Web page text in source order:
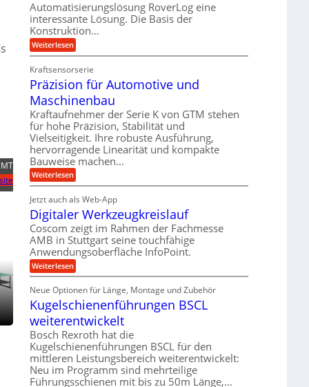
i
c
h
g
e
w
i
n
d
e
i
e
b
e
f
ü
r
r
a
u
e
U
m
g
e
b
n
g
e
n
a
t
z
u
n
d
A
u
f
t
r
a
g
s
i
n
g
a
n
g
e
i
t
s
l
o
s
e
w
e
n
i
g
e
r
S
t
e
l
l
n
Automatisierungslösung RoverLog eine
interessante Lösung. Die Basis der
Konstruktion…
Weiterlesen:
Z
h
n
s
t
a
n
g
e
n
g
e
t
r
i
b
e
f
ü
r
p
r
z
i
e
H
u
b
b
e
w
Kraftsensorserie
Präzision für Automotive und
Maschinenbau
Kraftaufnehmer der Serie K von GTM stehen
für hohe Präzision, Stabilität und
Vielseitigkeit. Ihre robuste Ausführung,
hervorragende Linearität und kompakte
Bauweise machen…
Weiterlesen:
P
ä
z
i
s
i
o
n
f
ü
r
A
u
t
o
m
o
i
v
Jetzt auch als Web-App
Digitaler Werkzeugkreislauf
Coscom zeigt im Rahmen der Fachmesse
AMB in Stuttgart seine touchfähige
Anwendungsoberfläche InfoPoint.
Weiterlesen:
D
g
i
t
a
l
e
r
W
e
r
Neue Optionen für Länge, Montage und Zubehör
Kugelschienenführungen BSCL
weiterentwickelt
Bosch Rexroth hat die
Kugelschienenführungen BSCL für den
mittleren Leistungsbereich weiterentwickelt:
Neu im Programm sind mehrteilige
Führungsschienen mit bis zu 50m Länge,…